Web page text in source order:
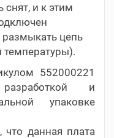
и к этим
размыкать цепь
температуры).
552000221
и
упаковке
что данная плата